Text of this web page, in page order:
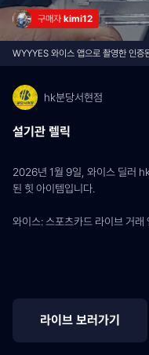
구매자 kimi12
WYYYES 와이스 앱으로 촬영한 인증
hk분당서현점
설기관 렐릭
2026년 1월 9일, 와이스 딜러
된 힛 아이템입니다.
와이스: 스포츠카드 라이브 거
라이브 보러가기